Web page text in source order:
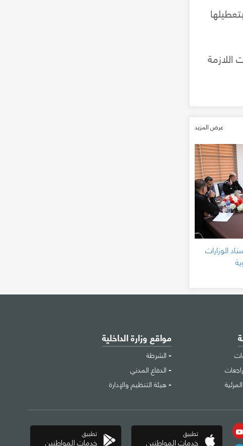
عرض المزيد
الوزارات
مواقع وزارة الداخلية
الشرطة
الدفاع المدني
هيئة التنظيم والإدارة
تطبيق
خدمات المواطنين
تطبيق
خدمات المواطنين